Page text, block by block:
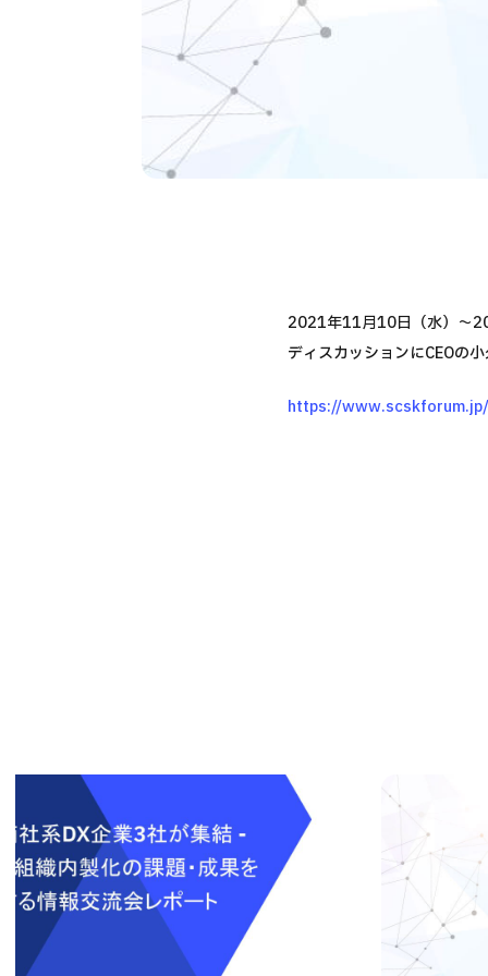
2021年11月10日（水）〜
ディスカッションにCEOの
https://